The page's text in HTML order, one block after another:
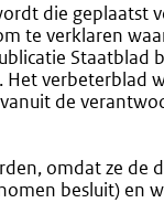
die geplaatst
te verklaren
Staatblad
Het verbeterblad
de
omdat ze de
besluit) en